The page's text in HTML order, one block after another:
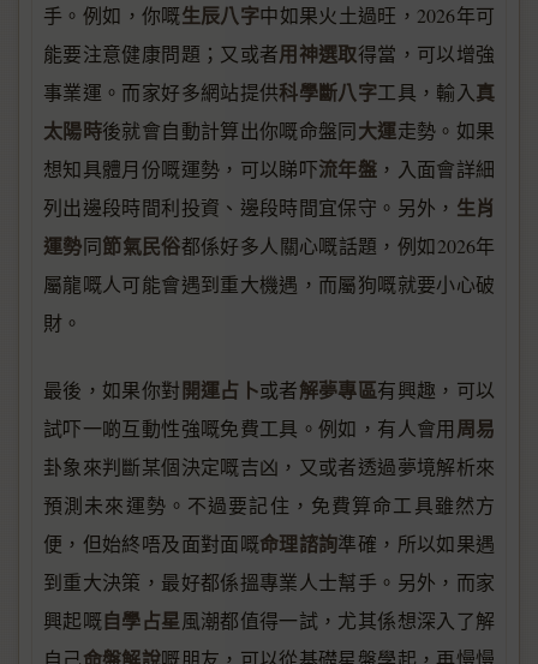
手。例如，你嘅生辰八字中如果火土過旺，2026年可
能要注意健康問題；又或者用神選取得當，可以增強
事業運。而家好多網站提供科學斷八字工具，輸入真
太陽時後就會自動計算出你嘅命盤同大運走勢。如果
想知具體月份嘅運勢，可以睇吓流年盤 ，入面會詳細
列出邊段時間利投資、邊段時間宜保守。另外， 生肖
運勢同節氣民俗都係好多人關心嘅話題，例如2026年
屬龍嘅人可能會遇到重大機遇，而屬狗嘅就要小心破
財。
最後，如果你對開運占卜或者解夢專區有興趣，可以
試吓一啲互動性強嘅免費工具。例如，有人會用周易
卦象來判斷某個決定嘅吉凶，又或者透過夢境解析來
預測未來運勢。不過要記住，免費算命工具雖然方
便，但始終唔及面對面嘅命理諮詢準確，所以如果遇
到重大決策，最好都係搵專業人士幫手。另外，而家
興起嘅自學占星風潮都值得一試，尤其係想深入了解
自己
嘅朋友，可以從基礎星盤學起，再慢慢